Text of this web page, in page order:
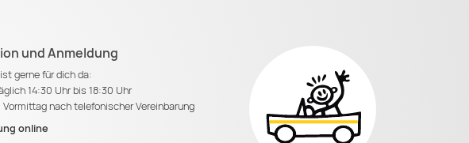
und Anmeldung
gerne für dich da:
14:30 Uhr bis 18:30 Uhr
Vormittag nach telefonischer Vereinbarung
online